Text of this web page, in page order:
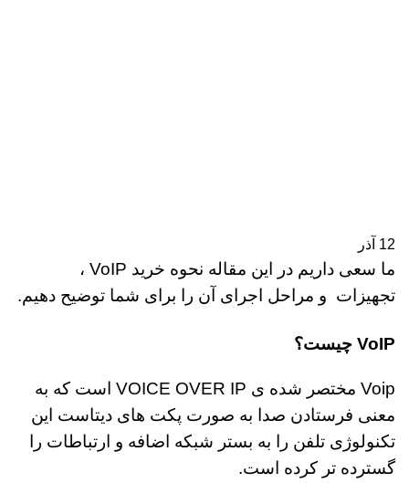
12 آذر
ما سعی داریم در این مقاله نحوه خرید VoIP ،
تجهیزات و مراحل اجرای آن را برای شما توضیح دهیم.
VoIP چیست؟
Voip مختصر شده ی VOICE OVER IP است که به
معنی فرستادن صدا به صورت پکت های دیتاست این
تکنولوژی تلفن را به بستر شبکه اضافه و ارتباطات را
گسترده تر کرده است.